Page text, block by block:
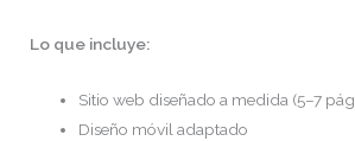
Lo que incluye:
Sitio web diseñado a medida (5–7
Diseño móvil adaptado